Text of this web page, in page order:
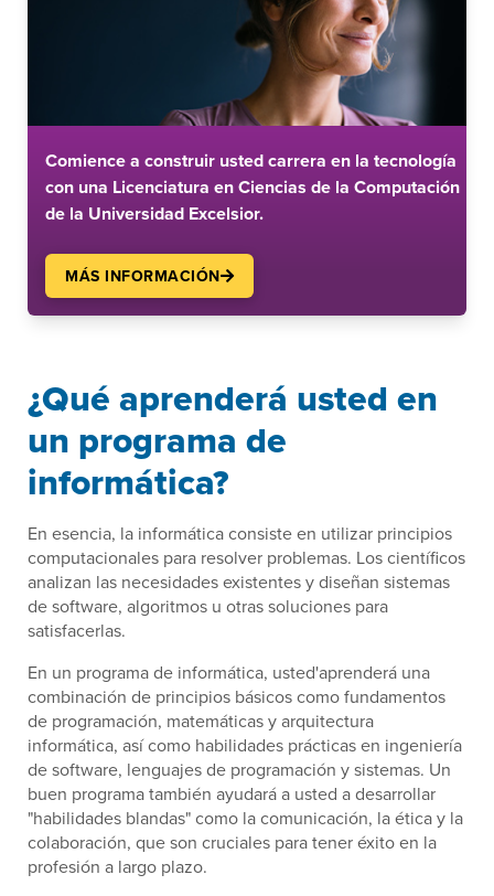
Comience a construir usted carrera en la tecnología
con una Licenciatura en Ciencias de la Computación
de la Universidad Excelsior.
MÁS INFORMACIÓN
¿Qué aprenderá usted en
un programa de
informática?
En esencia, la informática consiste en utilizar principios
computacionales para resolver problemas. Los científicos
analizan las necesidades existentes y diseñan sistemas
de software, algoritmos u otras soluciones para
satisfacerlas.
En un programa de informática, usted'aprenderá una
combinación de principios básicos como fundamentos
de programación, matemáticas y arquitectura
informática, así como habilidades prácticas en ingeniería
de software, lenguajes de programación y sistemas. Un
buen programa también ayudará a usted a desarrollar
"habilidades blandas" como la comunicación, la ética y la
colaboración, que son cruciales para tener éxito en la
profesión a largo plazo.